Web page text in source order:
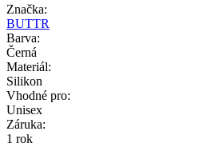
Značka:
BUTTR
Barva:
Černá
Materiál:
Silikon
Vhodné pro:
Unisex
Záruka:
1 rok